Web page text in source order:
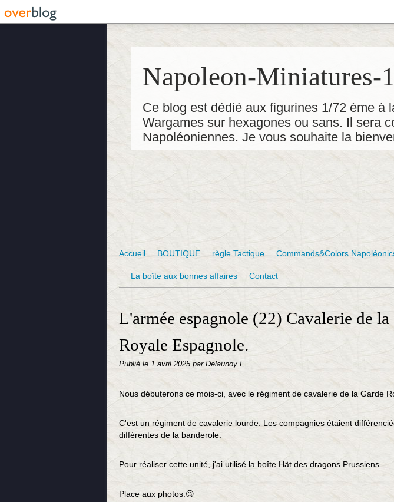
Napoleon-Miniatures-
Ce blog est dédié aux figurines 1/72 ème à
Wargames sur hexagones ou sans. Il sera
Napoléoniennes. Je vous souhaite la
Accueil BOUTIQUE règle Tactique Commands&Colors
La boîte aux bonnes affaires Contact
L'armée espagnole (22) Cavalerie de la
Royale Espagnole.
Publié le 1 avril 2025 par Delaunoy F.
Nous débuterons ce mois-ci, avec le régiment de cavalerie de la Garde
C'est un régiment de cavalerie lourde. Les compagnies étaient
différentes de la banderole.
Pour réaliser cette unité, j'ai utilisé la boîte Hät des dragons Prussiens.
Place aux photos.😉